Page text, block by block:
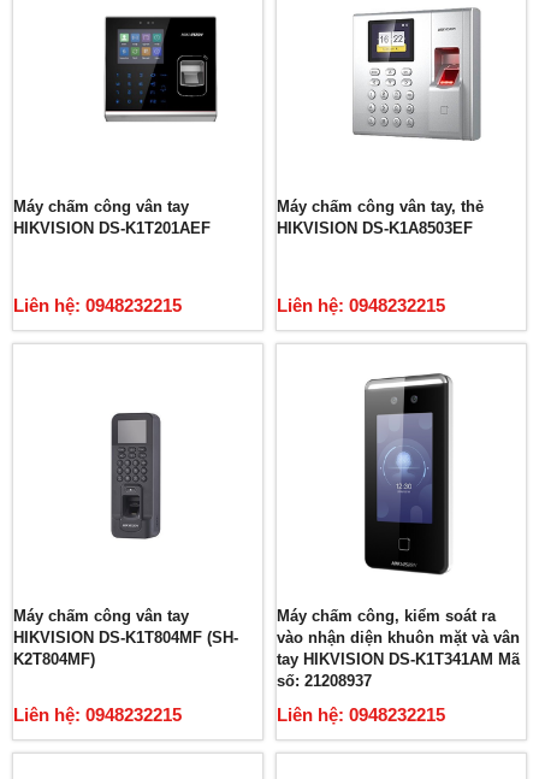
Máy chấm công vân tay
HIKVISION DS-K1T201AEF
Liên hệ: 0948232215
Máy chấm công vân tay, thẻ
HIKVISION DS-K1A8503EF
Liên hệ: 0948232215
Máy chấm công vân tay
HIKVISION DS-K1T804MF (SH-
K2T804MF)
Liên hệ: 0948232215
Máy chấm công, kiểm soát ra
vào nhận diện khuôn mặt và vân
tay HIKVISION DS-K1T341AM Mã
số: 21208937
Liên hệ: 0948232215